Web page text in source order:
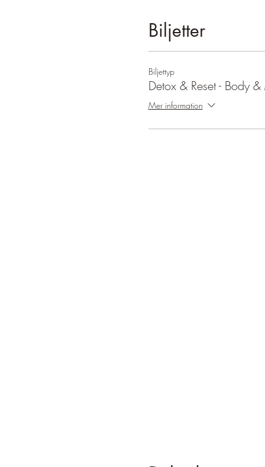
Biljetter
Biljettyp
Detox & Reset - Body
Mer information